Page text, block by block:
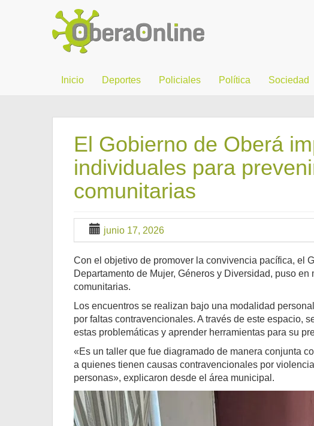
Inicio Deportes Policiales Política Sociedad
El Gobierno de Oberá
individuales para
comunitarias
junio 17, 2026
Con el objetivo de promover la convivencia pacífica, el
Departamento de Mujer, Géneros y Diversidad, puso
comunitarias.
Los encuentros se realizan bajo una modalidad
por faltas contravencionales. A través de este espacio,
estas problemáticas y aprender herramientas para su
«Es un taller que fue diagramado de manera conjunta
a quienes tienen causas contravencionales por
personas», explicaron desde el área municipal.